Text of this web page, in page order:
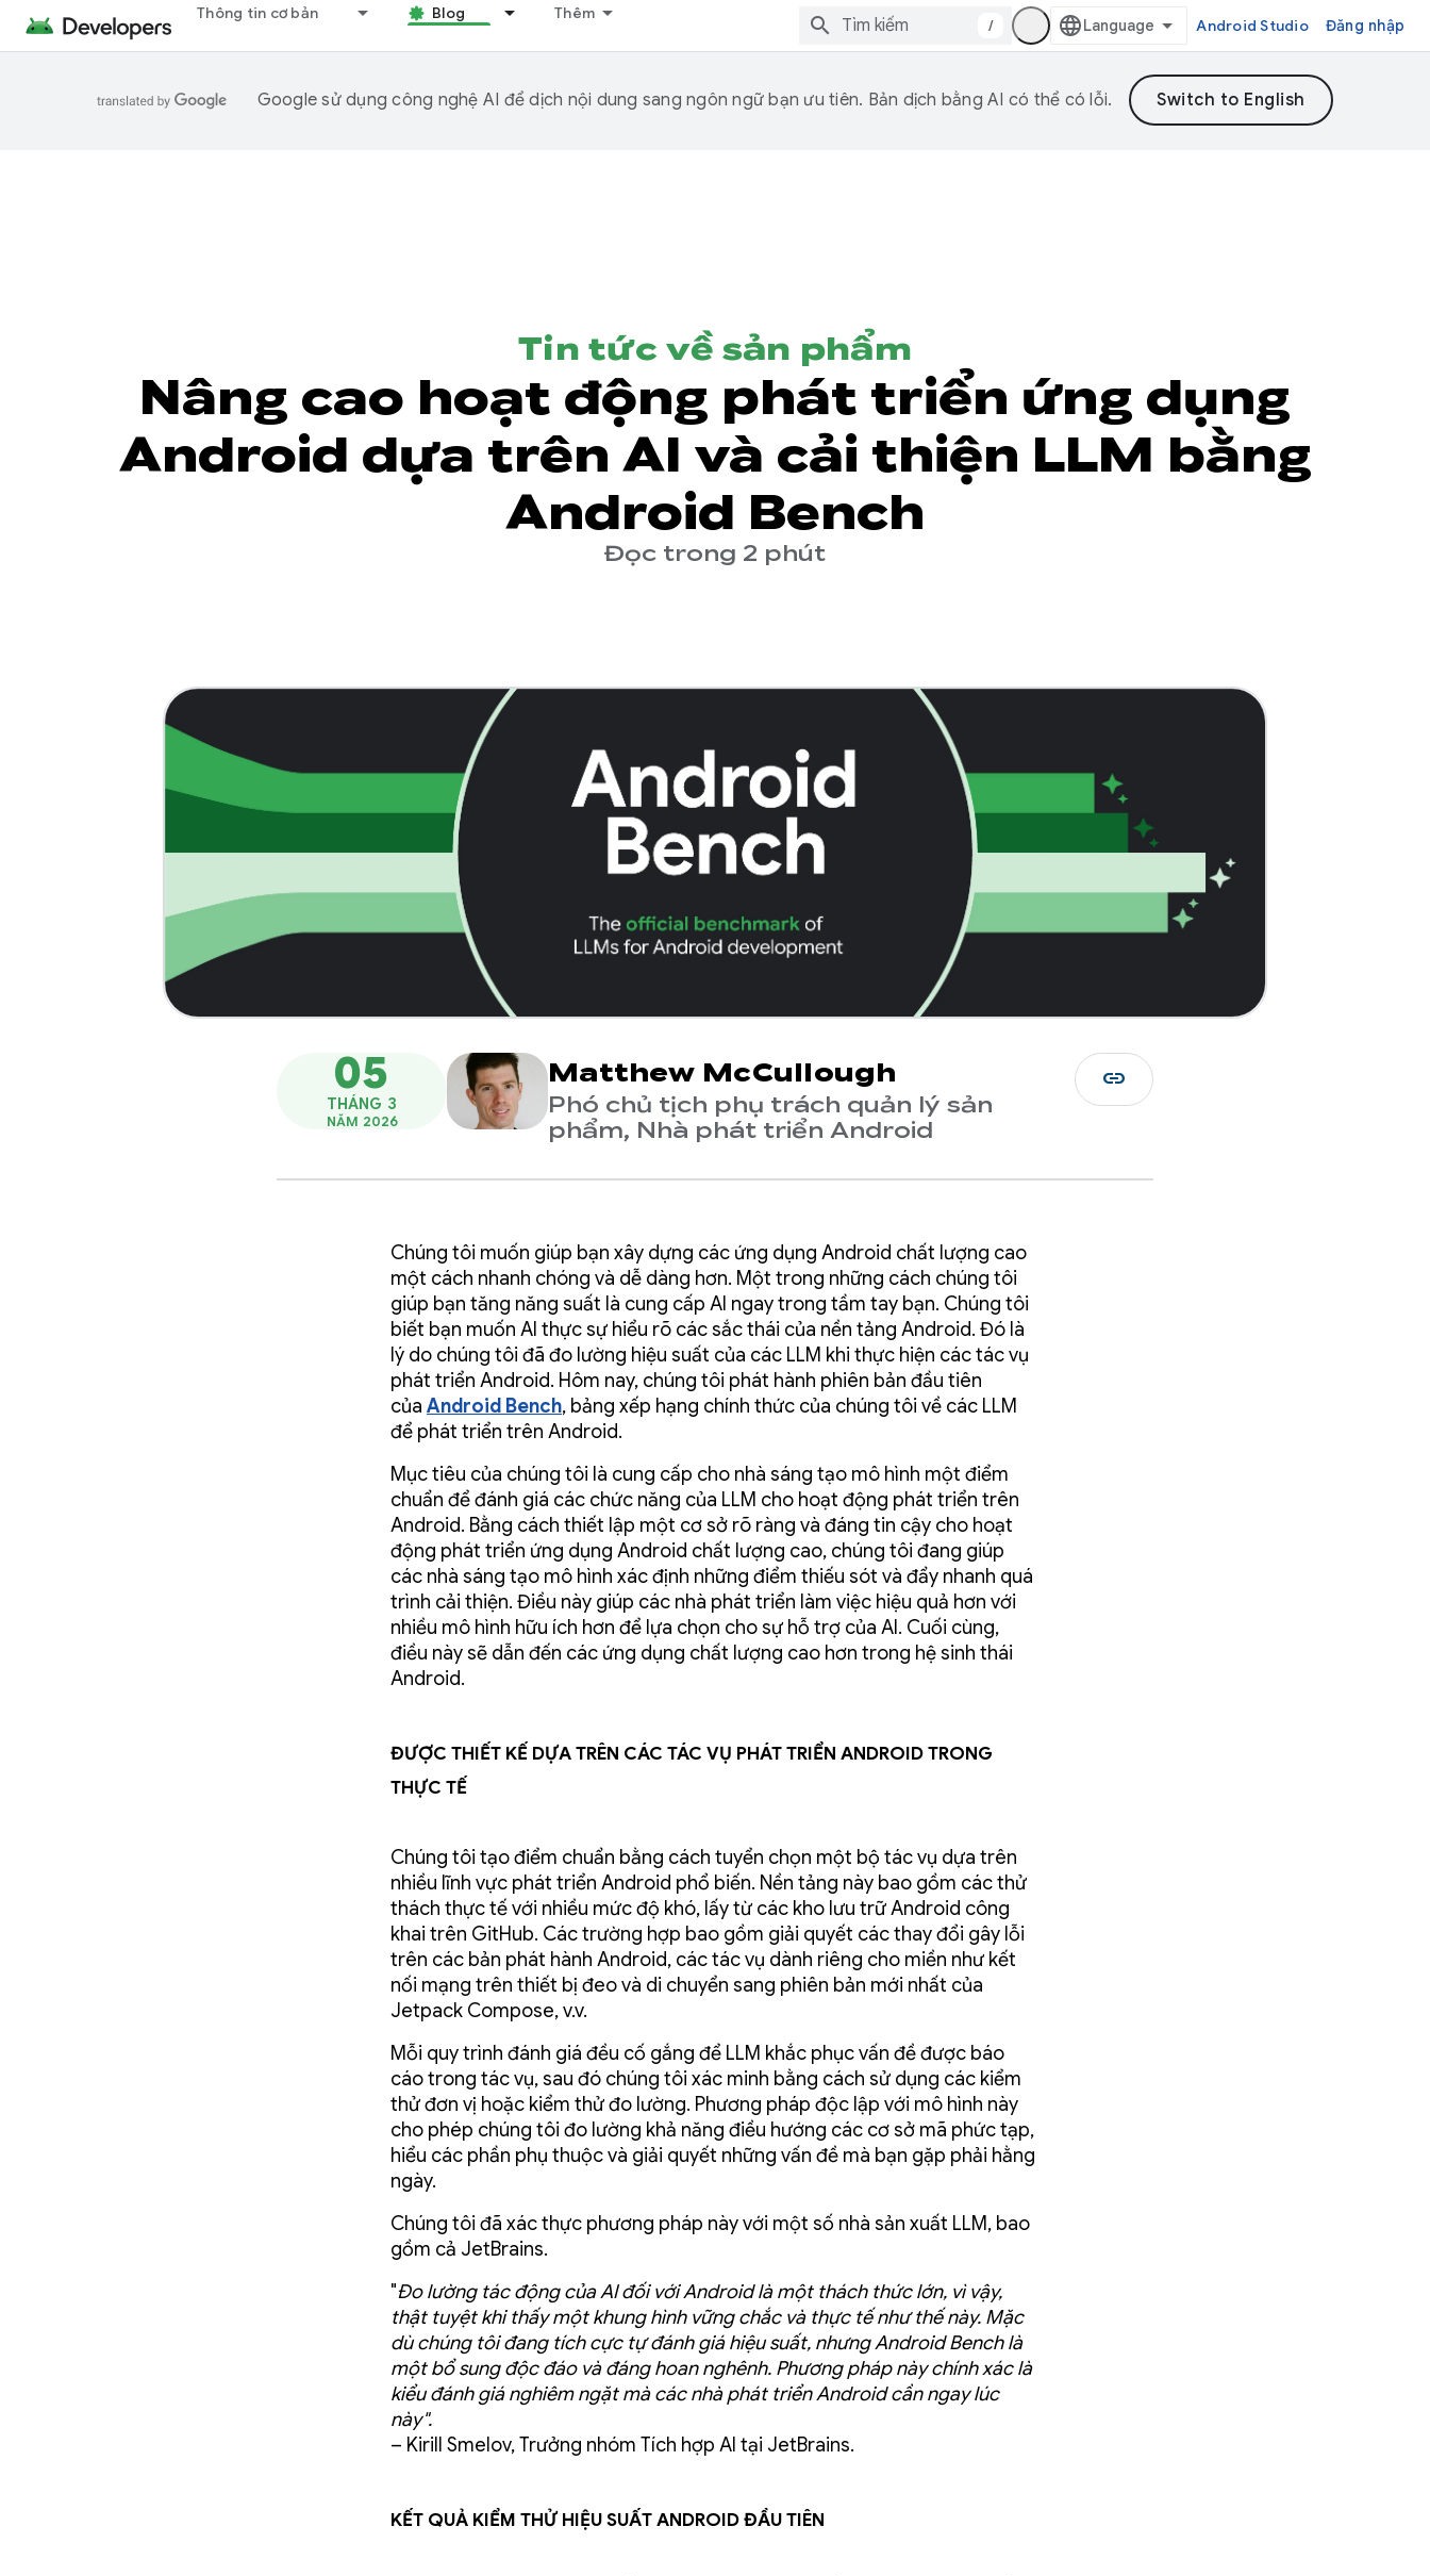
Thông tin cơ bản Blog Thêm
/ Android Studio Đăng nhập
Google sử dụng công nghệ AI để dịch nội dung sang ngôn ngữ bạn ưu tiên. Bản dịch bằng AI có thể có lỗi.
Tin tức về sản phẩm
Nâng cao hoạt động phát triển ứng dụng
Android dựa trên AI và cải thiện LLM bằng
Android Bench
Đọc trong 2 phút
05
THÁNG 3
NĂM 2026
Matthew McCullough
Phó chủ tịch phụ trách quản lý sản
phẩm, Nhà phát triển Android
link
Chúng tôi muốn giúp bạn xây dựng các ứng dụng Android chất lượng cao
một cách nhanh chóng và dễ dàng hơn. Một trong những cách chúng tôi
giúp bạn tăng năng suất là cung cấp AI ngay trong tầm tay bạn. Chúng tôi
biết bạn muốn AI thực sự hiểu rõ các sắc thái của nền tảng Android. Đó là
lý do chúng tôi đã đo lường hiệu suất của các LLM khi thực hiện các tác vụ
phát triển Android. Hôm nay, chúng tôi phát hành phiên bản đầu tiên
của Android Bench, bảng xếp hạng chính thức của chúng tôi về các LLM
để phát triển trên Android.
Mục tiêu của chúng tôi là cung cấp cho nhà sáng tạo mô hình một điểm
chuẩn để đánh giá các chức năng của LLM cho hoạt động phát triển trên
Android. Bằng cách thiết lập một cơ sở rõ ràng và đáng tin cậy cho hoạt
động phát triển ứng dụng Android chất lượng cao, chúng tôi đang giúp
các nhà sáng tạo mô hình xác định những điểm thiếu sót và đẩy nhanh quá
trình cải thiện. Điều này giúp các nhà phát triển làm việc hiệu quả hơn với
nhiều mô hình hữu ích hơn để lựa chọn cho sự hỗ trợ của AI. Cuối cùng,
điều này sẽ dẫn đến các ứng dụng chất lượng cao hơn trong hệ sinh thái
Android.
Được thiết kế dựa trên các tác vụ phát triển Android trong
thực tế
Chúng tôi tạo điểm chuẩn bằng cách tuyển chọn một bộ tác vụ dựa trên
nhiều lĩnh vực phát triển Android phổ biến. Nền tảng này bao gồm các thử
thách thực tế với nhiều mức độ khó, lấy từ các kho lưu trữ Android công
khai trên GitHub. Các trường hợp bao gồm giải quyết các thay đổi gây lỗi
trên các bản phát hành Android, các tác vụ dành riêng cho miền như kết
nối mạng trên thiết bị đeo và di chuyển sang phiên bản mới nhất của
Jetpack Compose, v.v.
Mỗi quy trình đánh giá đều cố gắng để LLM khắc phục vấn đề được báo
cáo trong tác vụ, sau đó chúng tôi xác minh bằng cách sử dụng các kiểm
thử đơn vị hoặc kiểm thử đo lường. Phương pháp độc lập với mô hình này
cho phép chúng tôi đo lường khả năng điều hướng các cơ sở mã phức tạp,
hiểu các phần phụ thuộc và giải quyết những vấn đề mà bạn gặp phải hằng
ngày.
Chúng tôi đã xác thực phương pháp này với một số nhà sản xuất LLM, bao
gồm cả JetBrains.
"Đo lường tác động của AI đối với Android là một thách thức lớn, vì vậy,
thật tuyệt khi thấy một khung hình vững chắc và thực tế như thế này. Mặc
dù chúng tôi đang tích cực tự đánh giá hiệu suất, nhưng Android Bench là
một bổ sung độc đáo và đáng hoan nghênh. Phương pháp này chính xác là
kiểu đánh giá nghiêm ngặt mà các nhà phát triển Android cần ngay lúc
này".
– Kirill Smelov, Trưởng nhóm Tích hợp AI tại JetBrains.
Kết quả kiểm thử hiệu suất Android đầu tiên